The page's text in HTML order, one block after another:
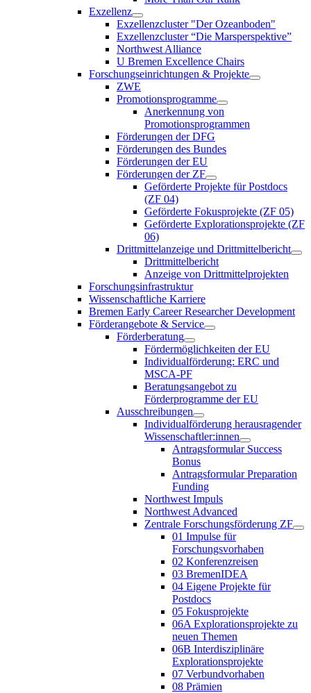
Exzellenz
Exzellenzcluster "Der Ozeanboden"
Exzellenzcluster “Die Marsperspektive”
Northwest Alliance
U Bremen Excellence Chairs
Forschungseinrichtungen & Projekte
ZWE
Promotionsprogramme
Anerkennung von
Promotionsprogrammen
Förderungen der DFG
Förderungen des Bundes
Förderungen der EU
Förderungen der ZF
Geförderte Projekte für Postdocs
(ZF 04)
Geförderte Fokusprojekte (ZF 05)
Geförderte Explorationsprojekte (ZF
06)
Drittmittelanzeige und Drittmittelbericht
Drittmittelbericht
Anzeige von Drittmittelprojekten
Forschungsinfrastruktur
Wissenschaftliche Karriere
Bremen Early Career Researcher Development
Förderangebote & Service
Förderberatung
Fördermöglichkeiten der EU
Individualförderung: ERC und
MSCA-PF
Beratungsangebot zu
Förderprogramme der EU
Ausschreibungen
Individualförderung herausragender
Wissenschaftler:innen
Antragsformular Success
Bonus
Antragsformular Preparation
Funding
Northwest Impuls
Northwest Advanced
Zentrale Forschungsförderung ZF
01 Impulse für
Forschungsvorhaben
02 Konferenzreisen
03 BremenIDEA
04 Eigene Projekte für
Postdocs
05 Fokusprojekte
06A Explorationsprojekte zu
neuen Themen
06B Interdisziplinäre
Explorationsprojekte
07 Verbundvorhaben
08 Prämien